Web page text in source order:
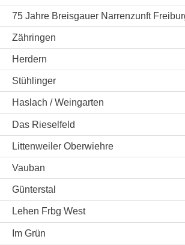
75 Jahre Breisgauer Narrenzunft
Zähringen
Herdern
Stühlinger
Haslach / Weingarten
Das Rieselfeld
Littenweiler Oberwiehre
Vauban
Günterstal
Lehen Frbg West
Im Grün